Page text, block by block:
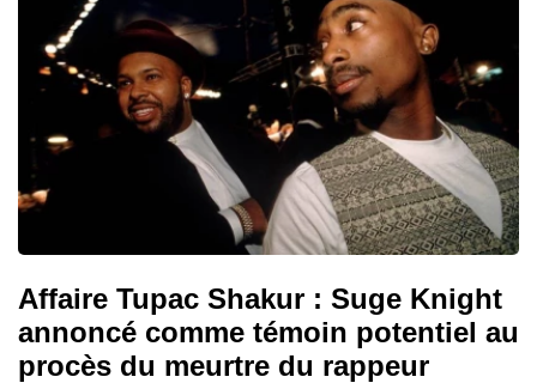
Affaire Tupac Shakur : Suge Knight
annoncé comme témoin potentiel au
procès du meurtre du rappeur